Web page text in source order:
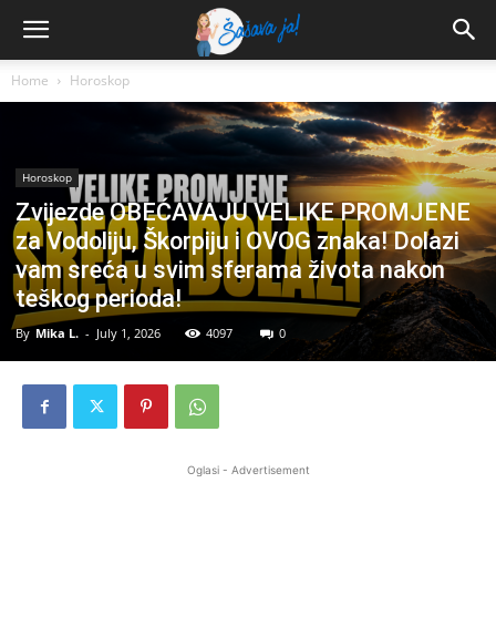
Home Horoskop
Horoskop
Zvijezde OBEĆAVAJU VELIKE PROMJENE
za Vodoliju, Škorpiju i OVOG znaka! Dolazi
vam sreća u svim sferama života nakon
teškog perioda!
By Mika L. - July 1, 2026 4097 0
Oglasi - Advertisement